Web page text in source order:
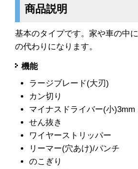
商品説明
基本のタイプです。家や車の中
の代わりになります。
機能
ラージブレード(大刃)
カン切り
マイナスドライバー(小)3mm
せん抜き
ワイヤーストリッパー
リーマー(穴あけ)/パンチ
のこぎり